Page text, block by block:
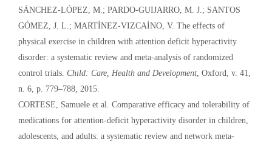
SÁNCHEZ-LÓPEZ, M.; PARDO-GUIJARRO, M. J.; SANTOS
GÓMEZ, J. L.; MARTÍNEZ-VIZCAÍNO, V. The effects of
physical exercise in children with attention deficit hyperactivity
disorder: a systematic review and meta-analysis of randomized
control trials. Child: Care, Health and Development, Oxford, v. 41,
n. 6, p. 779–788, 2015.
CORTESE, Samuele et al. Comparative efficacy and tolerability of
medications for attention-deficit hyperactivity disorder in children,
adolescents, and adults: a systematic review and network meta-